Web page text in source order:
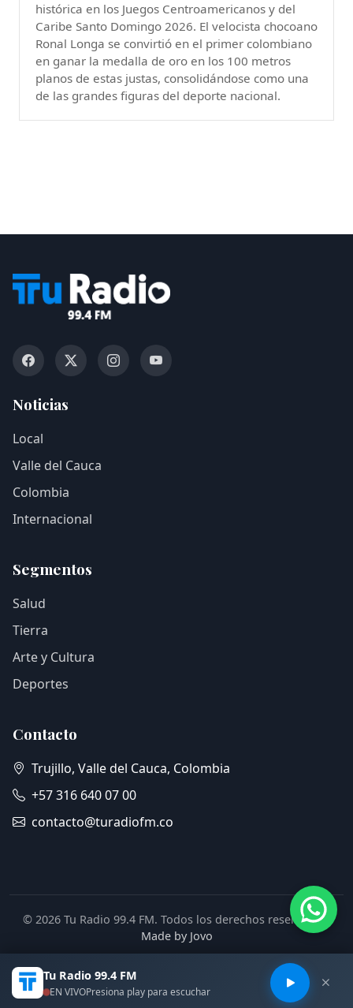
histórica en los Juegos Centroamericanos y del
Caribe Santo Domingo 2026. El velocista chocoano
Ronal Longa se convirtió en el primer colombiano
en ganar la medalla de oro en los 100 metros
planos de estas justas, consolidándose como una
de las grandes figuras del deporte nacional.
Tu Radio 99.4 FM
EN VIVOPresiona play para escuchar
Noticias
Local
Valle del Cauca
Colombia
Internacional
Segmentos
Salud
Tierra
Arte y Cultura
Deportes
Contacto
Trujillo, Valle del Cauca, Colombia
+57 316 640 07 00
contacto@turadiofm.co
© 2026 Tu Radio 99.4 FM. Todos los derechos reservados.
Made by Jovo